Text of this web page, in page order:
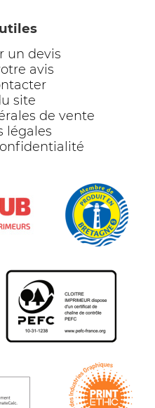
un devis
avis
site
de vente
légales